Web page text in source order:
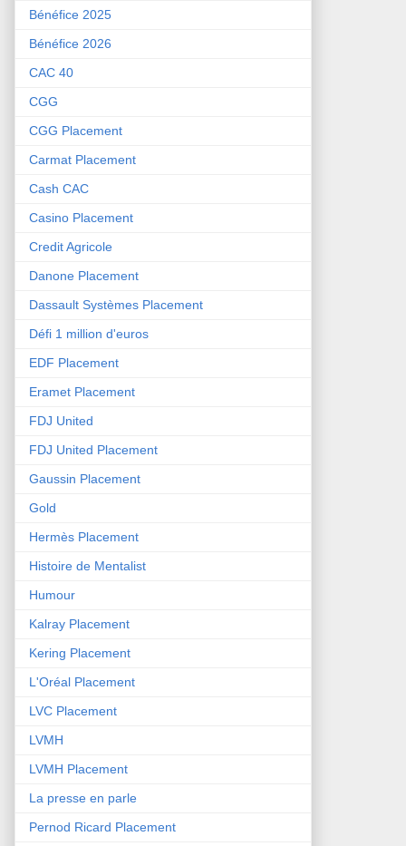
Bénéfice 2025
Bénéfice 2026
CAC 40
CGG
CGG Placement
Carmat Placement
Cash CAC
Casino Placement
Credit Agricole
Danone Placement
Dassault Systèmes Placement
Défi 1 million d'euros
EDF Placement
Eramet Placement
FDJ United
FDJ United Placement
Gaussin Placement
Gold
Hermès Placement
Histoire de Mentalist
Humour
Kalray Placement
Kering Placement
L'Oréal Placement
LVC Placement
LVMH
LVMH Placement
La presse en parle
Pernod Ricard Placement